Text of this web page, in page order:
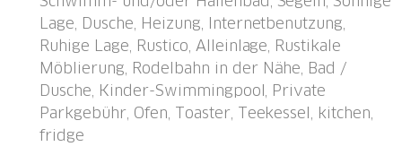
schmale Zufahrt bis zum Haus (100 m Naturweg). Im
Winter bitte Schneeketten mitbringen, im Winter 4x4
empfohlen. Parkplatz (für 5 Autos) beim Haus,
Einzelgarage. Einkaufsgeschäft 5 km,
Lebensmittelgeschäft 5 km, Restaurant 5 km,
Bushaltestelle "Stalden, Post" 2.5 km, Bahnstation
"Sarnen" 4 km, Badesee "Sarnersee" 5 km.
Lage, Dusche, Heizung, Internetbenutzung,
Ruhige Lage, Rustico, Alleinlage, Rustikale
Möblierung, Rodelbahn in der Nähe, Bad /
Dusche, Kinder-Swimmingpool, Private
Parkgebühr, Ofen, Toaster, Teekessel, kitchen,
fridge